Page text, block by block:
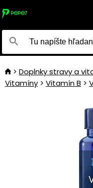
Doplnky stravy a
Vitamíny
Vitamín B